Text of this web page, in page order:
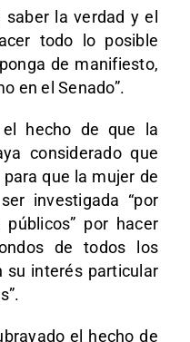
saber la verdad y el
todo lo posible
de manifiesto,
en el Senado”.
el hecho de que la
considerado que
que la mujer de
investigada “por
por hacer
de todos los
su interés particular
el hecho de